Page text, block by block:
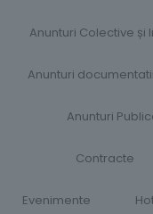
Anunturi Colective și
Anunturi
Anunturi
Contracte
Evenimente